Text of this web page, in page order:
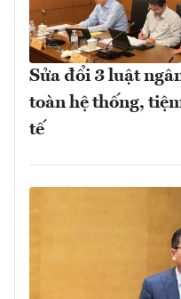
Sửa đổi 3 luật
toàn hệ thống,
tế